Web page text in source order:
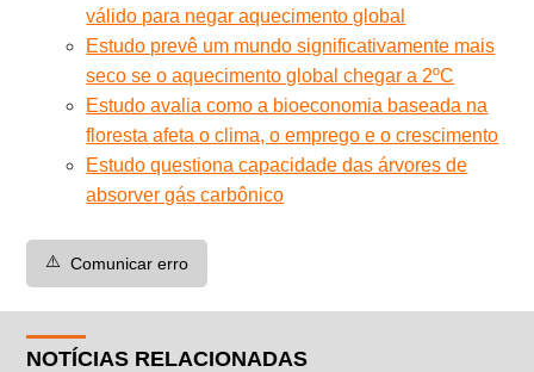
válido para negar aquecimento global
Estudo prevê um mundo significativamente mais
seco se o aquecimento global chegar a 2ºC
Estudo avalia como a bioeconomia baseada na
floresta afeta o clima, o emprego e o crescimento
Estudo questiona capacidade das árvores de
absorver gás carbônico
⚠️ Comunicar erro
NOTÍCIAS RELACIONADAS